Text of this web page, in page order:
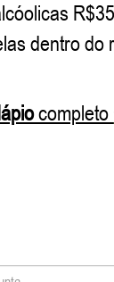
dentro do
completo